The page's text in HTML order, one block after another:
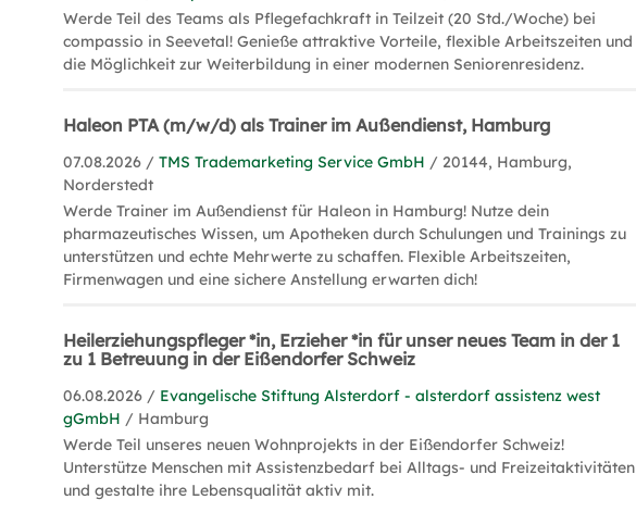
Werde Teil des Teams als Pflegefachkraft in Teilzeit (20 Std./Woche) bei
compassio in Seevetal! Genieße attraktive Vorteile, flexible Arbeitszeiten und
die Möglichkeit zur Weiterbildung in einer modernen Seniorenresidenz.
Haleon PTA (m/w/d) als Trainer im Außendienst, Hamburg
07.08.2026 /TMS Trademarketing Service GmbH / 20144, Hamburg,
Norderstedt
Werde Trainer im Außendienst für Haleon in Hamburg! Nutze dein
pharmazeutisches Wissen, um Apotheken durch Schulungen und Trainings zu
unterstützen und echte Mehrwerte zu schaffen. Flexible Arbeitszeiten,
Firmenwagen und eine sichere Anstellung erwarten dich!
Heilerziehungspfleger *in, Erzieher *in für unser neues Team in der 1
zu 1 Betreuung in der Eißendorfer Schweiz
06.08.2026 / Evangelische Stiftung Alsterdorf - alsterdorf assistenz west
gGmbH / Hamburg
Werde Teil unseres neuen Wohnprojekts in der Eißendorfer Schweiz!
Unterstütze Menschen mit Assistenzbedarf bei Alltags- und Freizeitaktivitäten
und gestalte ihre Lebensqualität aktiv mit.